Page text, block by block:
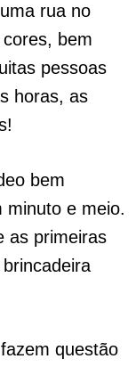
rua no
bem
pessoas
horas, as
bem
minuto e meio.
as primeiras
questão